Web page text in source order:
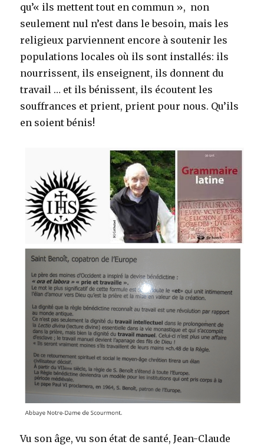
qu’« ils mettent tout en commun », non
seulement nul n’est dans le besoin, mais les
religieux parviennent encore à soutenir les
populations locales où ils sont installés: ils
nourrissent, ils enseignent, ils donnent du
travail … et ils bénissent, ils écoutent les
souffrances et prient, prient pour nous. Qu’ils
en soient bénis!
Vu son âge, vu son état de santé, Jean-Claude